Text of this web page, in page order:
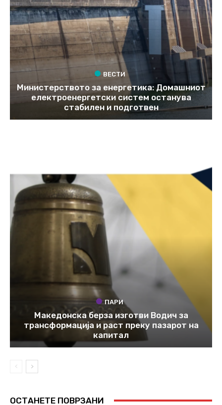
ВЕСТИ
Министерството за енергетика: Домашниот
електроенергетски систем останува
стабилен и подготвен
ПАРИ
Македонска берза изготви Водич за
трансформација и раст преку пазарот на
капитал
ОСТАНЕТЕ ПОВРЗАНИ